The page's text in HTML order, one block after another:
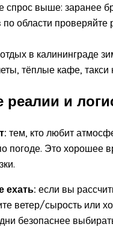
выше: заранее
области
в калининграде
тёплые кафе, такси
и
тем, кто любит
погоде. Это хорошее
ехать: если вы
ветер/сырость или
безопаснее